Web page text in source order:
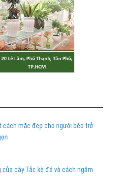
cách mặc đẹp cho người béo trở
của cây Tắc kè đá và cách ngâm